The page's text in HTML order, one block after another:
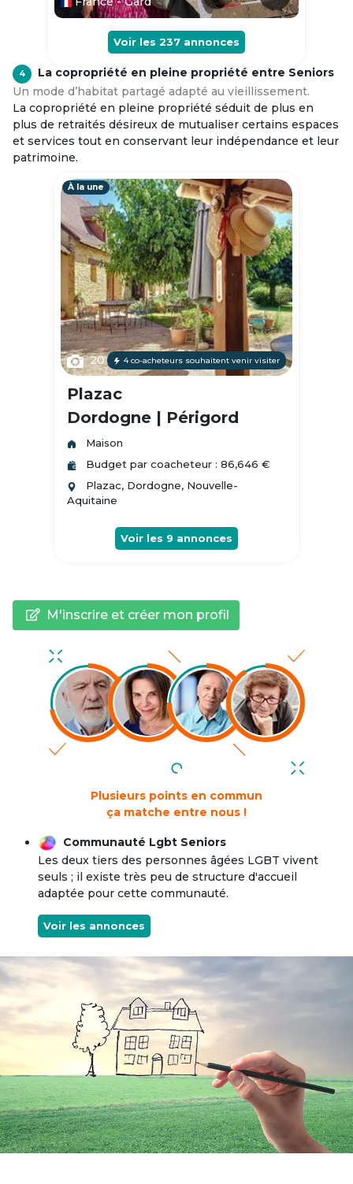
Voir les 237 annonces
4
La copropriété en pleine propriété entre Seniors
Un mode d’habitat partagé adapté au vieillissement.
La copropriété en pleine propriété séduit de plus en
plus de retraités désireux de mutualiser certains espaces
et services tout en conservant leur indépendance et leur
patrimoine.
À la une
20 4 co-acheteurs souhaitent venir visiter
Plazac
Dordogne | Périgord
Maison
Budget par coacheteur : 86,646 €
Plazac, Dordogne, Nouvelle-
Aquitaine
Voir les 9 annonces
M'inscrire et créer mon profil
Plusieurs points en commun
ça matche entre nous !
Communauté Lgbt Seniors
Les deux tiers des personnes âgées LGBT vivent
seuls ; il existe très peu de structure d'accueil
adaptée pour cette communauté.
Voir les annonces